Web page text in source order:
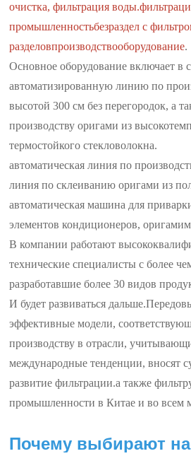
очистка, фильтрация воды.
промышленностьбезраздел с
разделовпроизводствооборудование.
Основное оборудование включает в
автоматизированную линию по
высотой 300 см без перегородок, а
производству оригами из
термостойкого стекловолокна.
автоматическая линия по
линия по склеиванию оригами из
автоматическая машина для
элементов кондиционеров, оригами
В компании работают
технические специалисты с более
разработавшие более 30 видов
И будет развиваться дальше.
эффективные модели,
производству в отрасли,
международные тенденции, вносят
развитие фильтрации.а также
промышленности в Китае и во всем
Почему выбирают